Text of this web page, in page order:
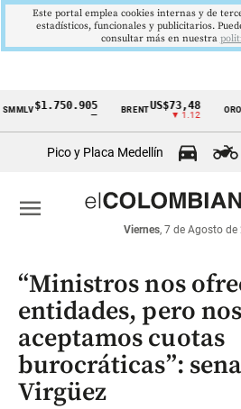
Cintillo
económicos
Colombia
$1.750.905 BRENT US$73,48
▼ 1.12
ORO
Pico y Placa Medellín
Viernes, 7 de Agosto de
menu
“Ministros nos
entidades, pero
aceptamos cuotas
burocráticas”:
Virgüez
Este portal emplea cookies internas y de
estadísticos, funcionales y publicitarios.
consultar más en nuestra